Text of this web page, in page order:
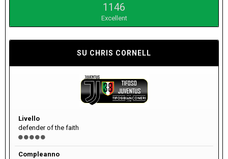
1146
Excellent
SU CHRIS CORNELL
Livello
defender of the faith
Compleanno